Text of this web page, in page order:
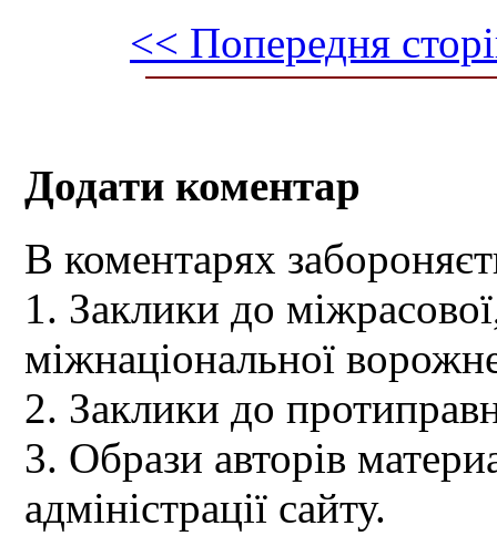
<< Попередня
Додати коментар
В коментарях
1. Заклики до
міжнаціональної
2. Заклики до
3. Образи авторів
адміністрації сайту.